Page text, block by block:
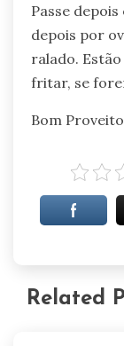
Passe
depois por
ralado.
fritar, se
Bom Proveito
Related